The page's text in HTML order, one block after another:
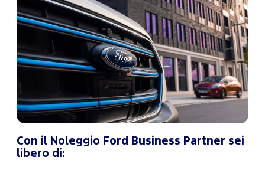
Con il Noleggio Ford Business Partner sei
libero di: